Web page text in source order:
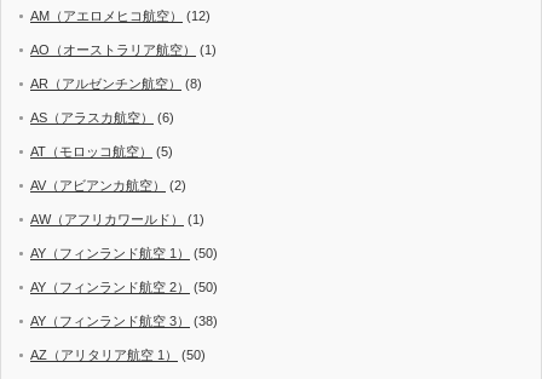
AM（アエロメヒコ航空） (12)
AO（オーストラリア航空） (1)
AR（アルゼンチン航空） (8)
AS（アラスカ航空） (6)
AT（モロッコ航空） (5)
AV（アビアンカ航空） (2)
AW（アフリカワールド） (1)
AY（フィンランド航空 1） (50)
AY（フィンランド航空 2） (50)
AY（フィンランド航空 3） (38)
AZ（アリタリア航空 1） (50)